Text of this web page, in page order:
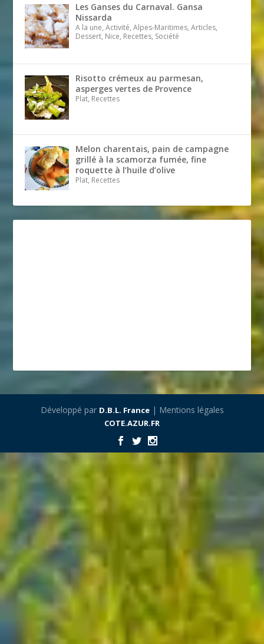
Les Ganses du Carnaval. Gansa
Nissarda
A la une, Activité, Alpes-Maritimes, Articles,
Dessert, Nice, Recettes, Société
Risotto crémeux au parmesan,
asperges vertes de Provence
Plat, Recettes
Melon charentais, pain de campagne
grillé à la scamorza fumée, fine
roquette à l’huile d’olive
Plat, Recettes
Développé par D.B.L. France| Mentions légales
COTE.AZUR.FR